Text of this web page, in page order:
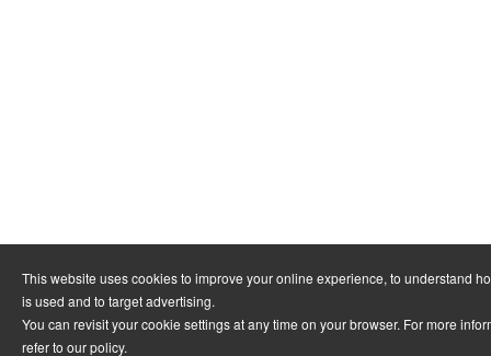
This website uses cookies to improve your online experience, to understand
is used and to target advertising.
You can revisit your cookie settings at any time on your browser. For more
refer to our policy.